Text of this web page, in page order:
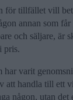
för tillfället vill
annan som
och säljare, är
pris.
varit
att handla till ett
någon, utan det